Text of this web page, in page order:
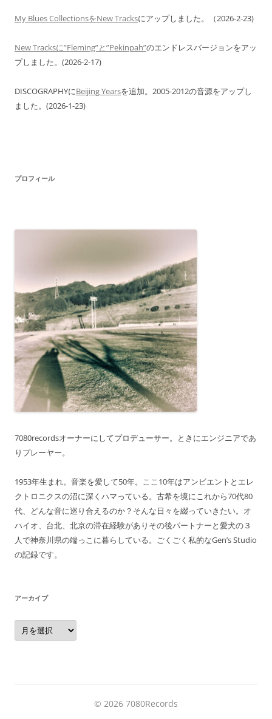
ゲ
ー
シ
ン
My Blues CollectionsをNew Tracksにアップしました。（2026-2-23)
New Tracksに”Fleming”と”Pekinpah”のエンドレスバージョンをアッ
プしました。(2026-2-17)
DISCOGRAPHYにBeijing Yearsを追加。2005-2012の音源をアップし
ました。(2026-1-23)
プロフィール
7080recordsオーナーにしてプロデューサー。ときにエンジニアであ
りプレーヤー。
1953年生まれ。音楽を愛して50年。ここ10年はアンビエントとエレ
クトロニクスの沼に深くハマっている。古希を境にこれから70代80
代、どんな音に巡り合えるのか？そんな日々を綴っていきたい。オ
ハイオ、台北、北京の滞在経験がありその後パートナーと愛犬の３
人で神奈川県の端っこに暮らしている。ごくごく私的なGen’s Studio
の記録です。
アーカイブ
ア
ー
カ